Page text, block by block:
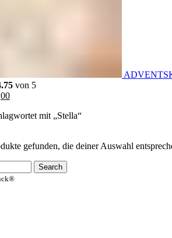
von 5
Aktueller
ist:
mit „Stella“
gefunden, die deiner Auswahl
Search